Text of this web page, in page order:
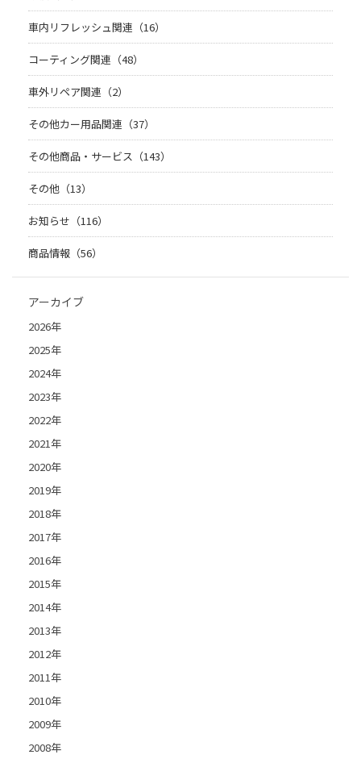
車内リフレッシュ関連（16）
コーティング関連（48）
車外リペア関連（2）
その他カー用品関連（37）
その他商品・サービス（143）
その他（13）
お知らせ（116）
商品情報（56）
アーカイブ
2026年
2025年
2024年
2023年
2022年
2021年
2020年
2019年
2018年
2017年
2016年
2015年
2014年
2013年
2012年
2011年
2010年
2009年
2008年